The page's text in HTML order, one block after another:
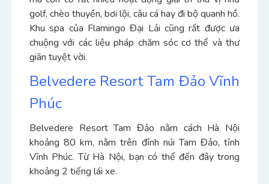
golf, chèo thuyền, bơi lội, câu cá hay đi bộ quanh hồ.
Khu spa của Flamingo Đại Lải cũng rất được ưa
chuộng với các liệu pháp chăm sóc cơ thể và thư
giãn tuyệt vời.
Belvedere Resort Tam Đảo Vĩnh
Phúc
Belvedere Resort Tam Đảo nằm cách Hà Nội
khoảng 80 km, nằm trên đỉnh núi Tam Đảo, tỉnh
Vĩnh Phúc. Từ Hà Nội, bạn có thể đến đây trong
khoảng 2 tiếng lái xe.